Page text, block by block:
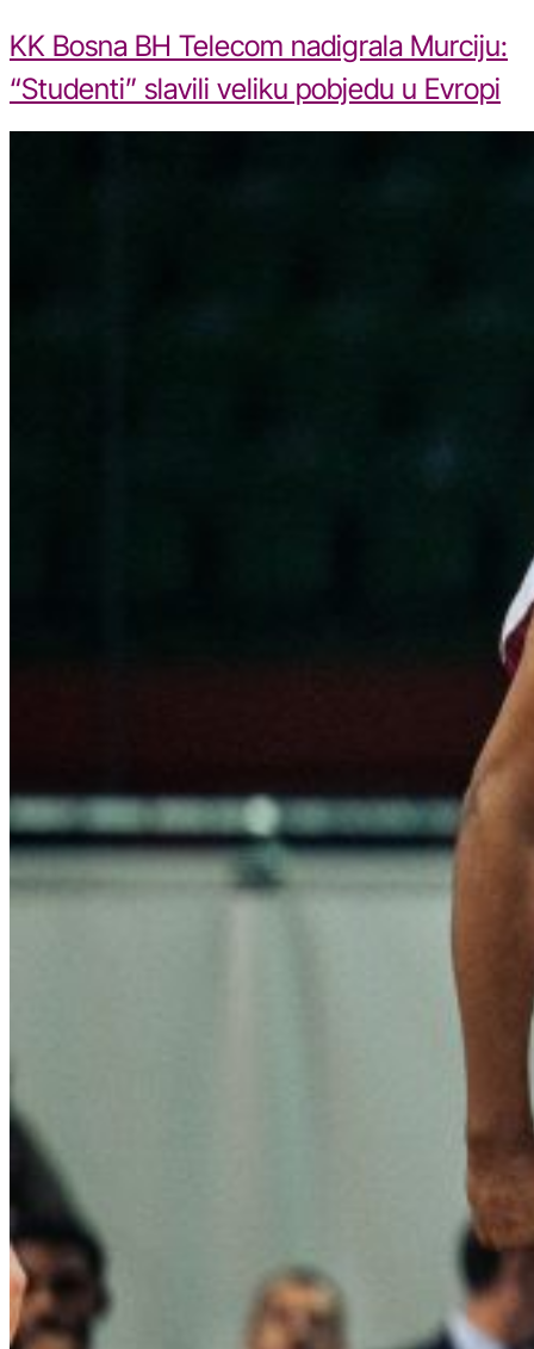
KK Bosna BH Telecom nadigrala Murciju:
“Studenti” slavili veliku pobjedu u Evropi